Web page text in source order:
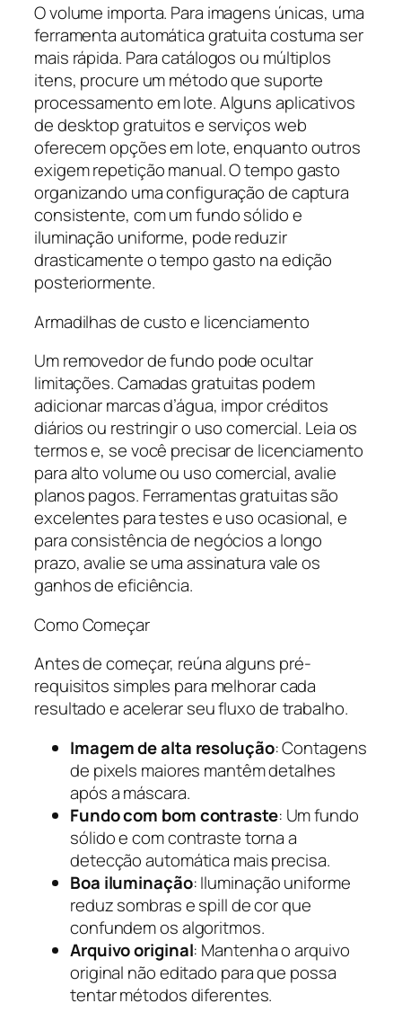
O volume importa. Para imagens únicas, uma
ferramenta automática gratuita costuma ser
mais rápida. Para catálogos ou múltiplos
itens, procure um método que suporte
processamento em lote. Alguns aplicativos
de desktop gratuitos e serviços web
oferecem opções em lote, enquanto outros
exigem repetição manual. O tempo gasto
organizando uma configuração de captura
consistente, com um fundo sólido e
iluminação uniforme, pode reduzir
drasticamente o tempo gasto na edição
posteriormente.
Armadilhas de custo e licenciamento
Um removedor de fundo pode ocultar
limitações. Camadas gratuitas podem
adicionar marcas d’água, impor créditos
diários ou restringir o uso comercial. Leia os
termos e, se você precisar de licenciamento
para alto volume ou uso comercial, avalie
planos pagos. Ferramentas gratuitas são
excelentes para testes e uso ocasional, e
para consistência de negócios a longo
prazo, avalie se uma assinatura vale os
ganhos de eficiência.
Como Começar
Antes de começar, reúna alguns pré-
requisitos simples para melhorar cada
resultado e acelerar seu fluxo de trabalho.
Imagem de alta resolução: Contagens
de pixels maiores mantêm detalhes
após a máscara.
Fundo com bom contraste: Um fundo
sólido e com contraste torna a
detecção automática mais precisa.
Boa iluminação: Iluminação uniforme
reduz sombras e spill de cor que
confundem os algoritmos.
Arquivo original: Mantenha o arquivo
original não editado para que possa
tentar métodos diferentes.